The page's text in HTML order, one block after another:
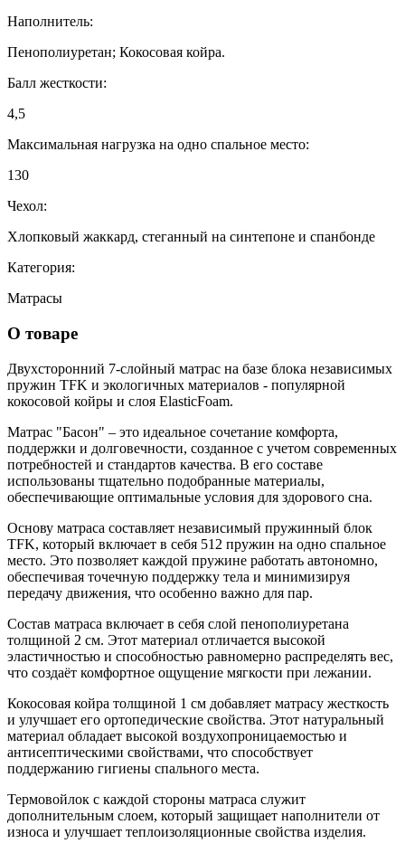
Наполнитель:
Пенополиуретан; Кокосовая койра.
Балл жесткости:
4,5
Максимальная нагрузка на одно спальное место:
130
Чехол:
Хлопковый жаккард, стеганный на синтепоне и спанбонде
Категория:
Матрасы
О товаре
Двухсторонний 7-слойный матрас на базе блока независимых
пружин TFK и экологичных материалов - популярной
кокосовой койры и слоя ElasticFoam.
Матрас "Басон" – это идеальное сочетание комфорта,
поддержки и долговечности, созданное с учетом современных
потребностей и стандартов качества. В его составе
использованы тщательно подобранные материалы,
обеспечивающие оптимальные условия для здорового сна.
Основу матраса составляет независимый пружинный блок
TFK, который включает в себя 512 пружин на одно спальное
место. Это позволяет каждой пружине работать автономно,
обеспечивая точечную поддержку тела и минимизируя
передачу движения, что особенно важно для пар.
Состав матраса включает в себя слой пенополиуретана
толщиной 2 см. Этот материал отличается высокой
эластичностью и способностью равномерно распределять вес,
что создаёт комфортное ощущение мягкости при лежании.
Кокосовая койра толщиной 1 см добавляет матрасу жесткость
и улучшает его ортопедические свойства. Этот натуральный
материал обладает высокой воздухопроницаемостью и
антисептическими свойствами, что способствует
поддержанию гигиены спального места.
Термовойлок с каждой стороны матраса служит
дополнительным слоем, который защищает наполнители от
износа и улучшает теплоизоляционные свойства изделия.